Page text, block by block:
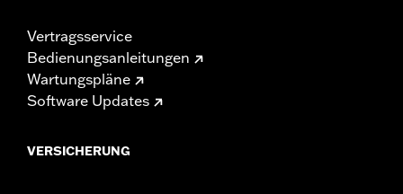
Vertragsservice
Bedienungsanleitungen
Wartungspläne
Software Updates
VERSICHERUNG